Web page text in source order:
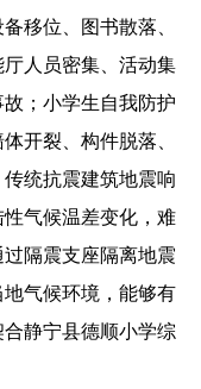
移位、图书散落、
人员密集、活动集
；小学生自我防护
开裂、构件脱落、
统抗震建筑地震响
气候温差变化，难
隔震支座隔离地震
气候环境，能够有
静宁县德顺小学综